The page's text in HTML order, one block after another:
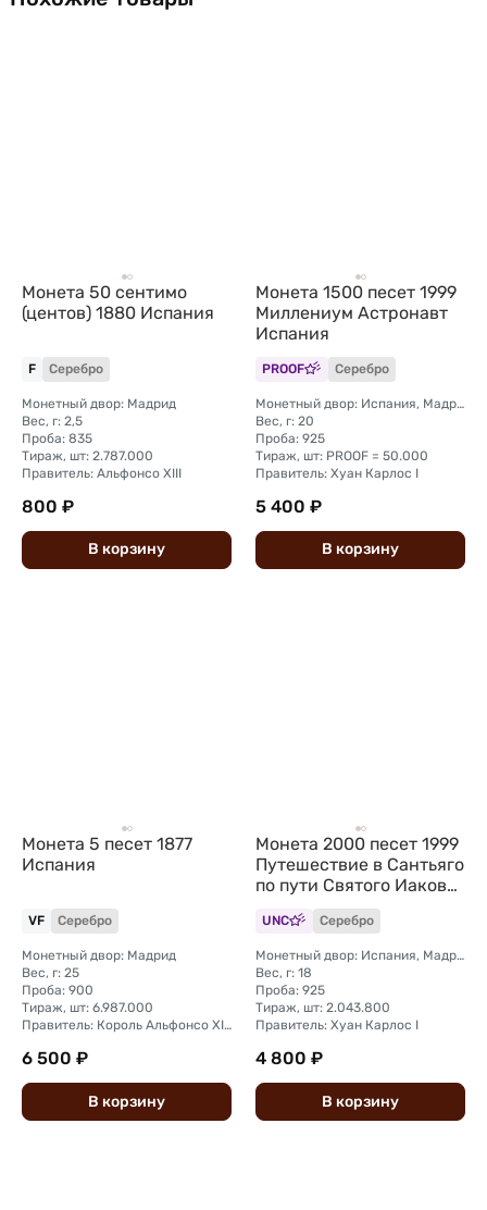
Монета 50 сентимо
(центов) 1880 Испания
F Серебро
Монетный двор: Мадрид
Вес, г: 2,5
Проба: 835
Тираж, шт: 2.787.000
Правитель: Альфонсо XIII
800 ₽
В корзину
Монета 1500 песет 1999
Миллениум Астронавт
Испания
PROOF Серебро
Монетный двор: Испания, Мадрид
Вес, г: 20
Проба: 925
Тираж, шт: PROOF = 50.000
Правитель: Хуан Карлос I
5 400 ₽
В корзину
Монета 5 песет 1877
Испания
VF Серебро
Монетный двор: Мадрид
Вес, г: 25
Проба: 900
Тираж, шт: 6.987.000
Правитель: Король Альфонсо XII (1875 - 1885)
6 500 ₽
В корзину
Монета 2000 песет 1999
Путешествие в Сантьяго
по пути Святого Иакова
Испания
UNC Серебро
Монетный двор: Испания, Мадрид
Вес, г: 18
Проба: 925
Тираж, шт: 2.043.800
Правитель: Хуан Карлос I
4 800 ₽
В корзину